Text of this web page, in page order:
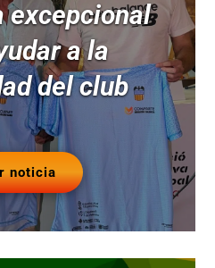
excepcional
a la
del club
noticia